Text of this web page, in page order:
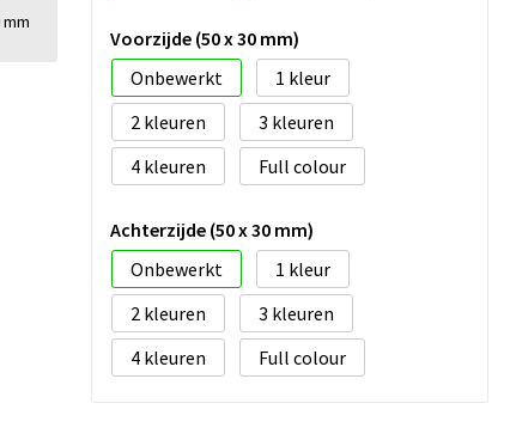
Voorzijde (50 x 30 mm)
Onbewerkt
1
2
3
4
Full colour
Achterzijde (50 x 30 mm)
Onbewerkt
1
2
3
4
Full colour